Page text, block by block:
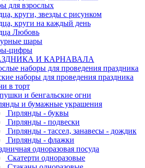
для взрослых
круги, звезды с рисунком
круги на каждый день
Любовь
шары
цифры
И КАРНАВАЛА
наборы для проведения праздника
наборы для проведения праздника
в торт
и бенгальские огни
и бумажные украшения
Гирлянды - буквы
Гирлянды - подвески
Гирлянды - тассел, занавесы - дождик
Гирлянды - флажки
одноразовая посуда
Скатерти одноразовые